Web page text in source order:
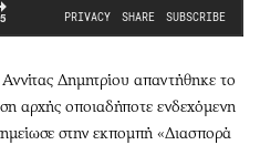
Δημητρίου απαντήθηκε το
αρχής οποιαδήποτε ενδεχόμενη
στην εκπομπή «Διασπορά